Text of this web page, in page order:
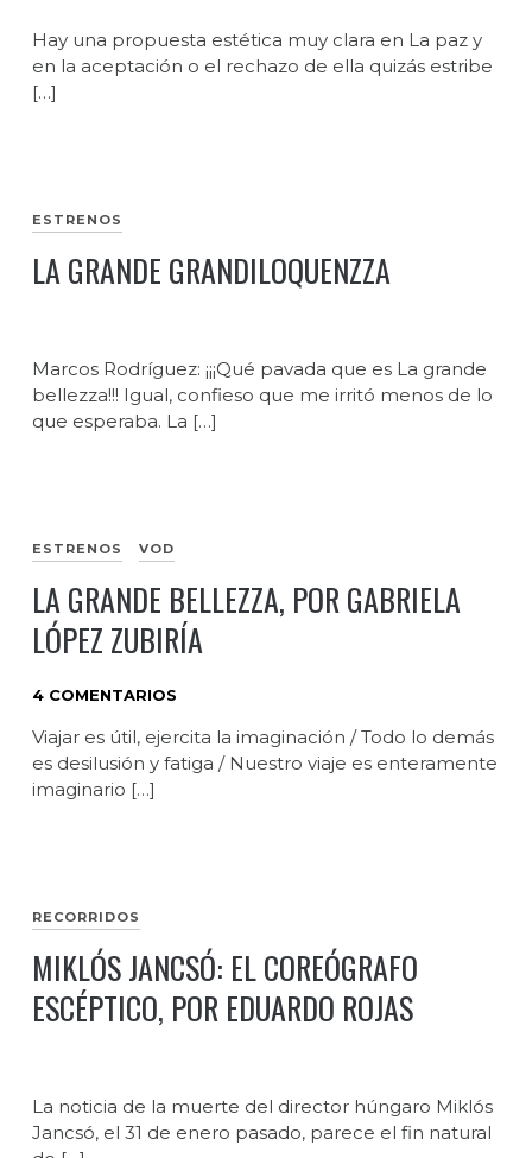
Hay una propuesta estética muy clara en La paz y
en la aceptación o el rechazo de ella quizás estribe
[…]
ESTRENOS
LA GRANDE GRANDILOQUENZZA
Marcos Rodríguez: ¡¡¡Qué pavada que es La grande
bellezza!!! Igual, confieso que me irritó menos de lo
que esperaba. La […]
ESTRENOS VOD
LA GRANDE BELLEZZA, POR GABRIELA
LÓPEZ ZUBIRÍA
4 COMENTARIOS
Viajar es útil, ejercita la imaginación / Todo lo demás
es desilusión y fatiga / Nuestro viaje es enteramente
imaginario […]
RECORRIDOS
MIKLÓS JANCSÓ: EL COREÓGRAFO
ESCÉPTICO, POR EDUARDO ROJAS
La noticia de la muerte del director húngaro Miklós
Jancsó, el 31 de enero pasado, parece el fin natural